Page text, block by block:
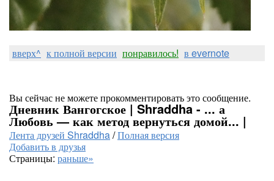
вверх^ к полной версии понравилось! в evernote
Вы сейчас не можете прокомментировать это сообщение.
Дневник Вангогское | Shraddha - ... а
Любовь — как метод вернуться домой... |
Лента друзей Shraddha/Полная версия
Добавить в друзья
Страницы: раньше»